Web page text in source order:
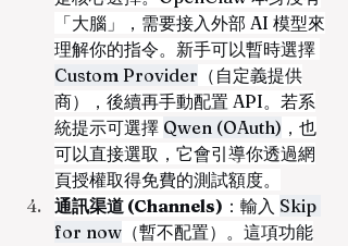
「大腦」，需要接入外部 AI 模型來
理解你的指令。新手可以暫時選擇
Custom Provider （自定義提供
商），後續再手動配置 API。若系
統提示可選擇 Qwen (OAuth) ，也
可以直接選取，它會引導你透過網
頁授權取得免費的測試額度。
通訊渠道 (Channels) ：輸入 Skip
for now （暫不配置）。這項功能